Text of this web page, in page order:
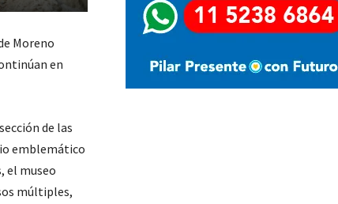
Moreno
en
de las
emblemático
el museo
múltiples,